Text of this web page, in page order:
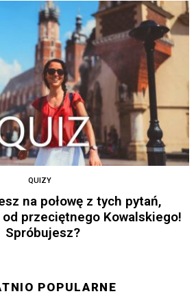
QUIZY
na połowę z tych pytań,
przeciętnego Kowalskiego!
Spróbujesz?
POPULARNE